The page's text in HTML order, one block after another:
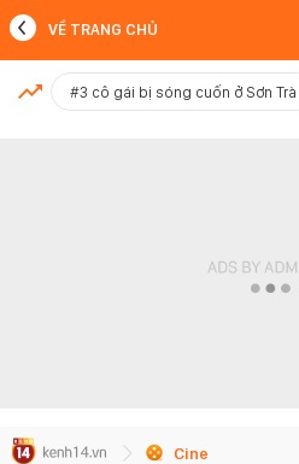
MỚI NHẤT
VỀ TRANG CHỦ
#3 cô gái bị sóng cuốn ở Sơn Trà
Cine